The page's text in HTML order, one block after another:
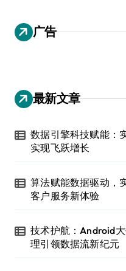
广告
最新文章
数据引擎科技赋能：
实现飞跃增长
算法赋能数据驱动，
客户服务新体验
技术护航：Android
理引领数据流新纪元